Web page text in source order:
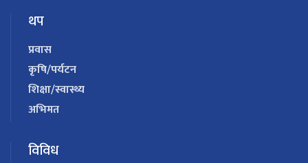
थप
प्रवास
कृषि/पर्यटन
शिक्षा/स्वास्थ्य
अभिमत
विविध